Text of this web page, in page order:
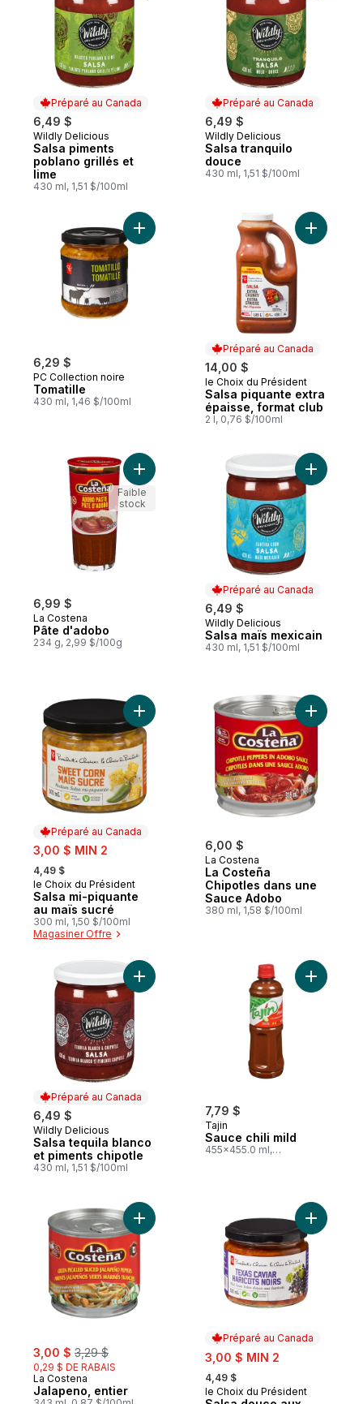
Préparé au Canada
6,49 $
Préparé au Canada
Wildly Delicious
Salsa piments
poblano grillés et
lime
430 ml, 1,51 $/100ml
Préparé au Canada
6,49 $
Préparé au Canada
Wildly Delicious
Salsa tranquilo
douce
430 ml, 1,51 $/100ml
6,29 $
PC Collection noire
Tomatille
430 ml, 1,46 $/100ml
Ajouter Tomatille au panier
Préparé au Canada
14,00 $
Préparé au Canada
le Choix du Président
Salsa piquante extra
épaisse, format club
2 l, 0,76 $/100ml
Ajouter
6,99 $
La Costena
Pâte d'adobo
234 g, 2,99 $/100g
Ajouter Pâte d'adobo au panier
Faible
stock
Préparé au Canada
6,49 $
Préparé au Canada
Wildly Delicious
Salsa maïs mexicain
430 ml, 1,51 $/100ml
Ajouter
Préparé au Canada
sale:
3,00 $ MIN 2
, formerly:
4,49 $
Préparé au Canada
le Choix du Président
Salsa mi-piquante
au maïs sucré
300 ml, 1,50 $/100ml
Magasiner Offre
Ajouter Salsa mi-piquante au maïs sucré
6,00 $
La Costena
La Costeña
Chipotles dans une
Sauce Adobo
380 ml, 1,58 $/100ml
Ajouter
Préparé au Canada
6,49 $
Préparé au Canada
Wildly Delicious
Salsa tequila blanco
et piments chipotle
430 ml, 1,51 $/100ml
Ajouter Salsa tequila blanco et piments
7,79 $
Tajin
Sauce chili mild
455x455.0 ml,
Ajouter
sale:
3,00 $ , formerly:
3,29 $
0,29 $ DE RABAIS
La Costena
Jalapeno, entier
Ajouter Jalapeno, entier au panier
Préparé au Canada
sale:
3,00 $ MIN 2
, formerly:
4,49 $
Préparé au Canada
le Choix du Président